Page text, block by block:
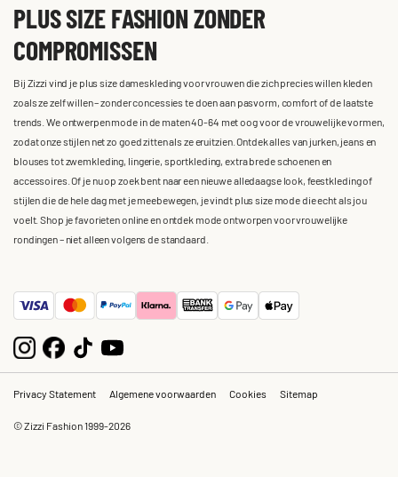
PLUS SIZE FASHION ZONDER
COMPROMISSEN
Bij Zizzi vind je plus size dameskleding voor vrouwen die zich precies willen kleden
zoals ze zelf willen – zonder concessies te doen aan pasvorm, comfort of de laatste
trends. We ontwerpen mode in de maten 40-64 met oog voor de vrouwelijke vormen,
zodat onze stijlen net zo goed zitten als ze eruitzien. Ontdek alles van jurken, jeans en
blouses tot zwemkleding, lingerie, sportkleding, extra brede schoenen en
accessoires. Of je nu op zoek bent naar een nieuwe alledaagse look, feestkleding of
stijlen die de hele dag met je meebewegen, je vindt plus size mode die echt als jou
voelt. Shop je favorieten online en ontdek mode ontworpen voor vrouwelijke
rondingen – niet alleen volgens de standaard.
Privacy Statement Algemene voorwaarden Cookies Sitemap
© Zizzi Fashion 1999-2026